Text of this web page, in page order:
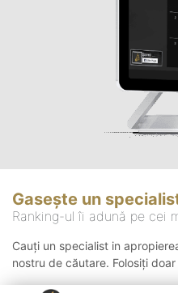
Gasește un
Ranking-ul îi adună pe cei
Cauți un specialist in
nostru de căutare. Folosiți